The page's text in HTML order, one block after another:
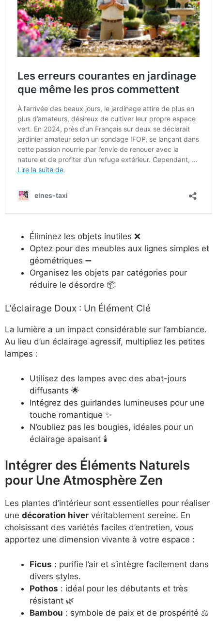
Éliminez les objets inutiles ❌
Optez pour des meubles aux lignes simples et
géométriques ➖
Organisez les objets par catégories pour
réduire le désordre 📦
L’éclairage Doux : Un Élément Clé
La lumière a un impact considérable sur l’ambiance.
Au lieu d’un éclairage agressif, multipliez les petites
lampes :
Utilisez des lampes avec des abat-jours
diffusants 🌟
Intégrez des guirlandes lumineuses pour une
touche romantique ✨
N’oubliez pas les bougies, idéales pour un
éclairage apaisant 🕯️
Intégrer des Éléments Naturels
pour Une Atmosphère Zen
Les plantes d’intérieur sont essentielles pour réaliser
une décoration hiver véritablement sereine. En
choisissant des variétés faciles d’entretien, vous
apportez une dimension vivante à votre espace :
Ficus : purifie l’air et s’intègre facilement dans
divers styles.
Pothos : idéal pour les débutants et très
résistant 🌿
Bambou : symbole de paix et de prospérité ⚖️